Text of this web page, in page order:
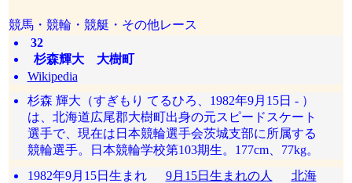
競馬・競輪・競艇・その他レース
32
杉森輝大 大樹町
Wikipedia
杉森 輝大（すぎもり てるひろ、1982年9月15日 - ）
は、北海道広尾郡大樹町出身の元スピードスケート
選手で、現在は日本競輪選手会茨城支部に所属する
競輪選手。日本競輪学校第103期生。177cm、77kg。
1982年9月15日生まれ 9月15日生まれの人
北海